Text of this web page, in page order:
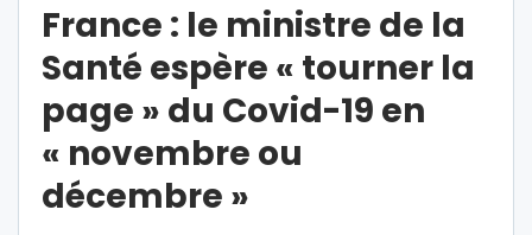
France : le ministre de la
Santé espère « tourner la
page » du Covid-19 en
« novembre ou
décembre »